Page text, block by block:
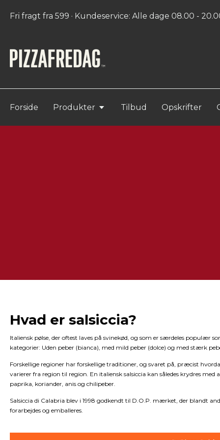
Fri fragt fra 599 · Kundeservice: Alle dage 08.00 -
Forside Produkter Tilbud Opskrifter
Hvad er salsiccia?
Italiensk pølse, der oftest laves på svinekød, og som er særdeles populær
kategorier: Uden peber (bianca), med mild peber (dolce) og med stærk
Forskellige regioner har forskellige traditioner, og svaret på, præcist
varierer fra region til region. En italiensk salsiccia kan således krydres
paprika, koriander, anis og chilipeber.
Salsiccia di Calabria blev i 1998 godkendt til D.O.P. mærket, der blandt
forarbejdes og emballeres.